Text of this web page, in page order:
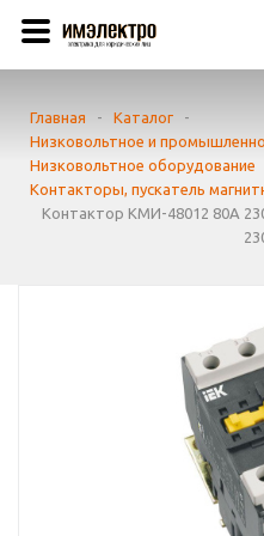
Главная - Каталог
-
Низковольтное и
Низковольтное оборудование
Контакторы, пускатель
Контактор КМИ-48012 80А